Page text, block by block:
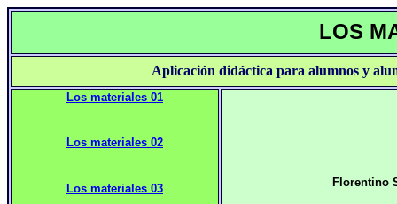
LOS
Aplicación didáctica para alumnos y
Los materiales 01
Los materiales 02
Los materiales 03 Florentino